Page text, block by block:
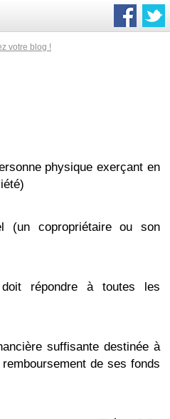
votre blog !
physique exerçant en
copropriétaire ou son
répondre à toutes les
suffisante destinée à
de ses fonds